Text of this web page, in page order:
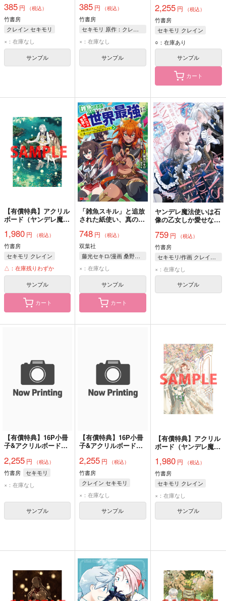
ない 魔女は愛弟子の
熱い口づけでとける
3）
385 円 （税込）
竹書房
クレイン セキモリ
×：在庫なし
サンプル
ない 魔女は愛弟子の
熱い口づけでとける
2）
385 円 （税込）
竹書房
セキモリ 原作：クレイン
×：在庫なし
サンプル
いは石像の乙女しか愛
せない 魔女は愛弟子
の熱い口づけでとける
5）
2,255円 （税込）
竹書房
セキモリ クレイン
○：在庫あり
サンプル
カート
【有償特典】アクリル
ボード（ヤンデレ魔法
愛せない 魔女は愛弟
子の熱い口づけでとけ
る 5）
1,980 円 （税込）
竹書房
セキモリ クレイン
△：在庫残りわずか
サンプル
カート
「雑魚スキル」と追放
された紙使い、真の力
世界で僕だけユニーク
スキルを2つ持ってた
ので真の仲間と成り上
がる 3
748 円 （税込）
双葉社
藤光セキロ/漫画 桑野和明/原案 福きつね/キャラクター原案
×：在庫なし
サンプル
カート
ヤンデレ魔法使いは石
像の乙女しか愛せない
づけでとける 1
759円 （税込）
竹書房
セキモリ/作画 クレイン/原作
×：在庫なし
サンプル
【有償特典】16P小冊
子&アクリルボードセ
いは石像の乙女しか愛
せない 魔女は愛弟子
の熱い口づけでとける
2）
2,255 円 （税込）
竹書房
セキモリ
×：在庫なし
サンプル
【有償特典】16P小冊
子&アクリルボードセ
いは石像の乙女しか愛
せない 魔女は愛弟子
の熱い口づけでとける
3）
2,255 円 （税込）
竹書房
クレイン セキモリ
×：在庫なし
サンプル
【有償特典】アクリル
ボード（ヤンデレ魔法
愛せない 魔女は愛弟
子の熱い口づけでとけ
る 4）
1,980円 （税込）
竹書房
セキモリ クレイン
×：在庫なし
サンプル